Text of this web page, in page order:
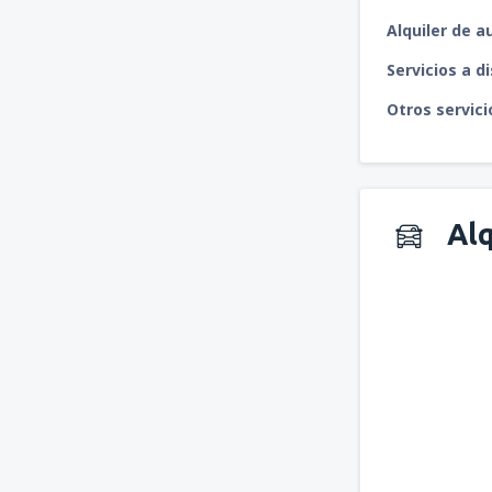
Alquiler de
Servicios a
Otros